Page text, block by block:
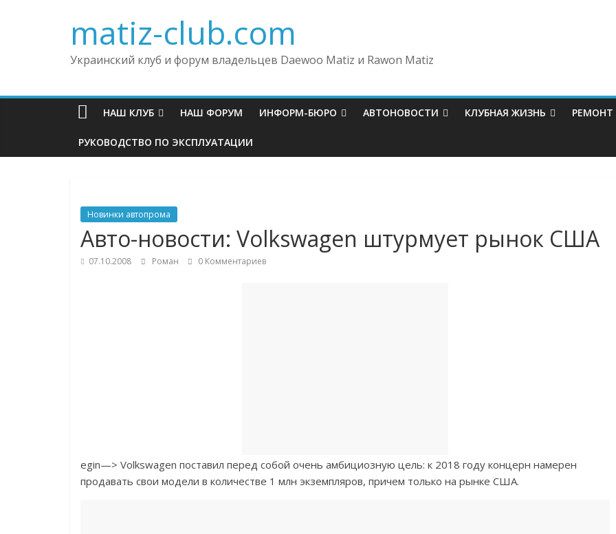
matiz-club.com
Украинский клуб и форум владельцев Daewoo Matiz и Rawon Matiz
НАШ КЛУБ НАШ ФОРУМ ИНФОРМ-БЮРО АВТОНОВОСТИ КЛУБНАЯ ЖИЗНЬ РЕМОНТ
РУКОВОДСТВО ПО ЭКСПЛУАТАЦИИ
Новинки автопрома
Авто-новости: Volkswagen штурмует рынок США
07.10.2008 Роман 0 Комментариев
egin—> Volkswagen поставил перед собой очень амбициозную цель: к 2018 году концерн намерен
продавать свои модели в количестве 1 млн экземпляров, причем только на рынке США.